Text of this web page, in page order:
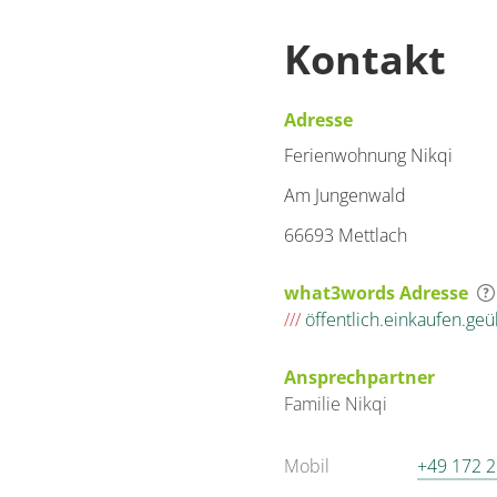
Kontakt
Adresse
Ferienwohnung Nikqi
Am Jungenwald
66693 Mettlach
what3words Adresse
///
Ansprechpartner
Familie Nikqi
Mobil +49 172